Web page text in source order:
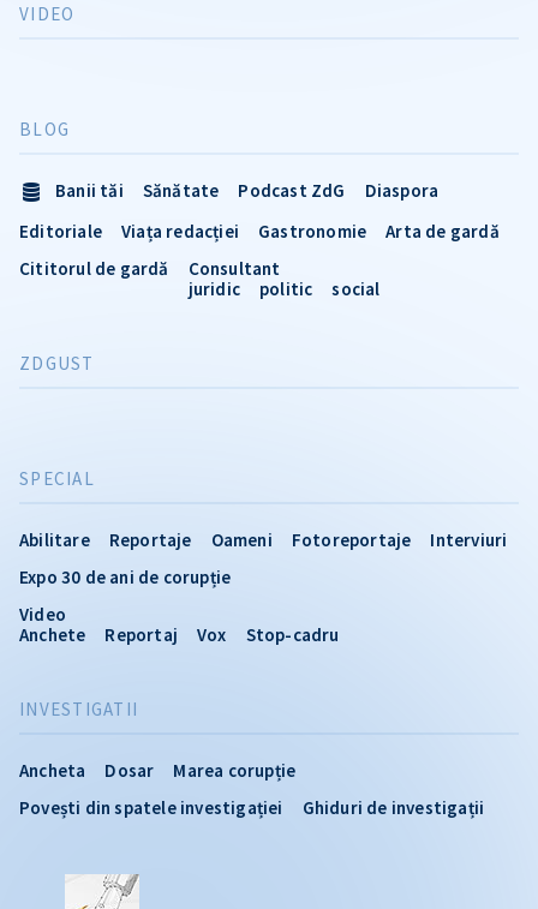
INVESTIGATII
Ancheta Dosar
Marea corupție
Povești din spatele investigației
Ghiduri de investigații
VIDEO
SPECIAL
Abilitare Reportaje Oameni Fotoreportaje
Interviuri
Expo 30 de ani de corupție
Video
Anchete
Reportaj Vox Stop-cadru
BLOG
Banii tăi Sănătate Podcast ZdG
Diaspora
Editoriale
Viața redacției Gastronomie
Arta de gardă
Cititorul de gardă
Consultant
juridic
politic social
ZDGUST